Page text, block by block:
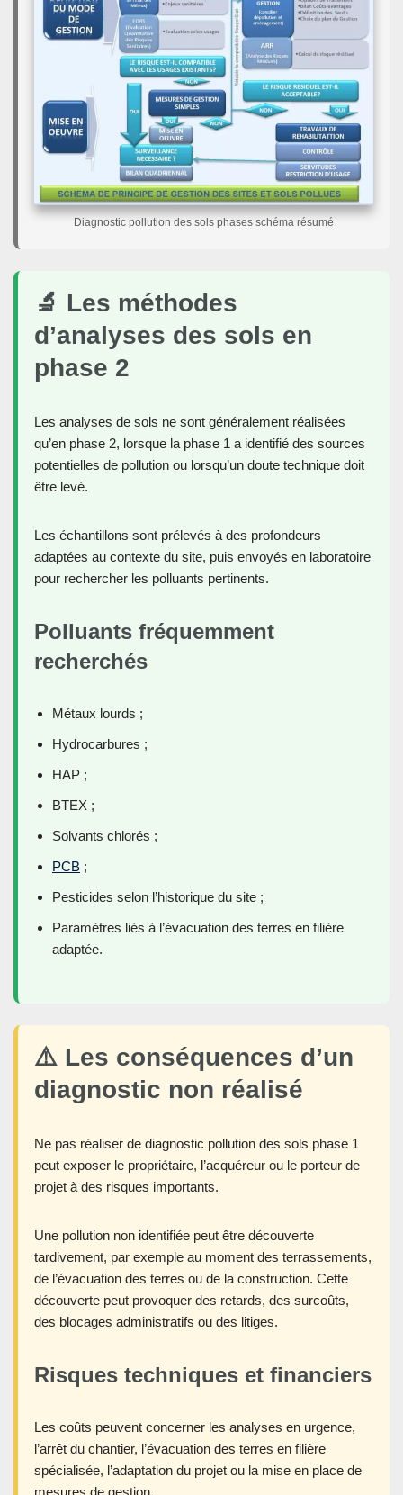
Diagnostic pollution des sols phases schéma résumé
🔬 Les méthodes
d’analyses des sols en
phase 2
Les analyses de sols ne sont généralement réalisées
qu’en phase 2, lorsque la phase 1 a identifié des sources
potentielles de pollution ou lorsqu’un doute technique doit
être levé.
Les échantillons sont prélevés à des profondeurs
adaptées au contexte du site, puis envoyés en laboratoire
pour rechercher les polluants pertinents.
Polluants fréquemment
recherchés
Métaux lourds ;
Hydrocarbures ;
HAP ;
BTEX ;
Solvants chlorés ;
PCB ;
Pesticides selon l’historique du site ;
Paramètres liés à l’évacuation des terres en filière
adaptée.
⚠️ Les conséquences d’un
diagnostic non réalisé
Ne pas réaliser de diagnostic pollution des sols phase 1
peut exposer le propriétaire, l’acquéreur ou le porteur de
projet à des risques importants.
Une pollution non identifiée peut être découverte
tardivement, par exemple au moment des terrassements,
de l’évacuation des terres ou de la construction. Cette
découverte peut provoquer des retards, des surcoûts,
des blocages administratifs ou des litiges.
Risques techniques et financiers
Les coûts peuvent concerner les analyses en urgence,
l’arrêt du chantier, l’évacuation des terres en filière
spécialisée, l’adaptation du projet ou la mise en place de